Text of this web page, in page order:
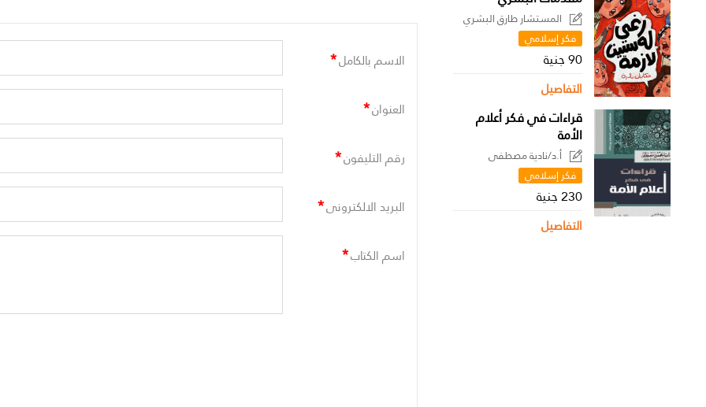
المستشار طارق البشري
فكر إسلامي
90 جنية
التفاصيل
قراءات في فكر أعلام
الأمة
أ.د/نادية مصطفى
فكر إسلامي
230 جنية
التفاصيل
الاسم بالكامل*
العنوان*
رقم التليفون*
البريد الالكترونى*
اسم الكتاب*